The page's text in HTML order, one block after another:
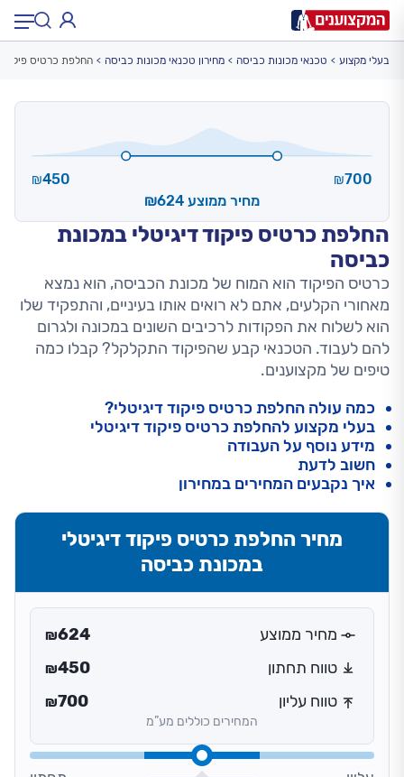
החלפת כרטיס פיקוד דיגיטלי במכונת
כביסה
כרטיס הפיקוד הוא המוח של מכונת הכביסה, הוא נמצא
מאחורי הקלעים, אתם לא רואים אותו בעיניים, והתפקיד שלו
הוא לשלוח את הפקודות לרכיבים השונים במכונה ולגרום
להם לעבוד. הטכנאי קבע שהפיקוד התקלקל? קבלו כמה
טיפים של מקצוענים.
₪700
₪450
מחיר ממוצע ₪624
בעלי מקצוע טכנאי מכונות כביסה מחירון טכנאי מכונות כביסה החלפת כרטיס פיקוד
כמה עולה החלפת כרטיס פיקוד דיגיטלי?
בעלי מקצוע להחלפת כרטיס פיקוד דיגיטלי
מידע נוסף על העבודה
חשוב לדעת
איך נקבעים המחירים במחירון
מחיר החלפת כרטיס פיקוד דיגיטלי
במכונת כביסה
מחיר ממוצע ₪624
טווח תחתון
₪450
טווח עליון
₪700
המחירים כוללים מע”מ